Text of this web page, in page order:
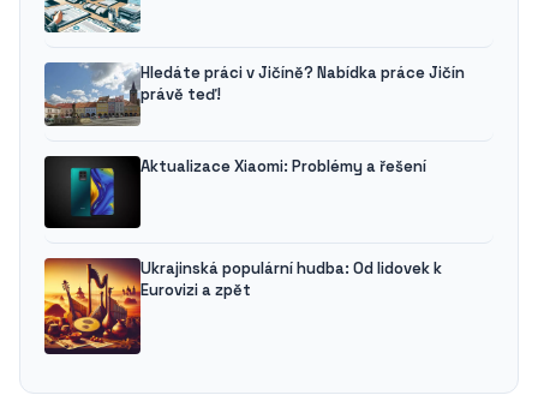
Hledáte práci v Jičíně? Nabídka práce Jičín
právě teď!
Aktualizace Xiaomi: Problémy a řešení
Ukrajinská populární hudba: Od lidovek k
Eurovizi a zpět